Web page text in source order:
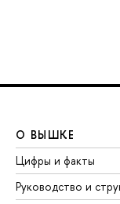
О ВЫШКЕ
Цифры и факты
Руководство и